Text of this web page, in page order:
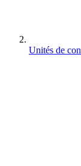
Unités de